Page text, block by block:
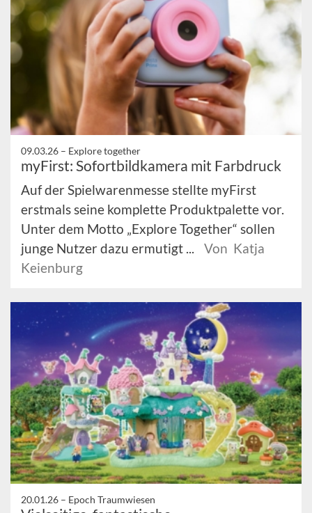
09.03.26 – Explore together
myFirst: Sofortbildkamera mit Farbdruck
Auf der Spielwarenmesse stellte myFirst
erstmals seine komplette Produktpalette vor.
Unter dem Motto „Explore Together“ sollen
junge Nutzer dazu ermutigt ...
Von Katja
Keienburg
20.01.26 – Epoch Traumwiesen